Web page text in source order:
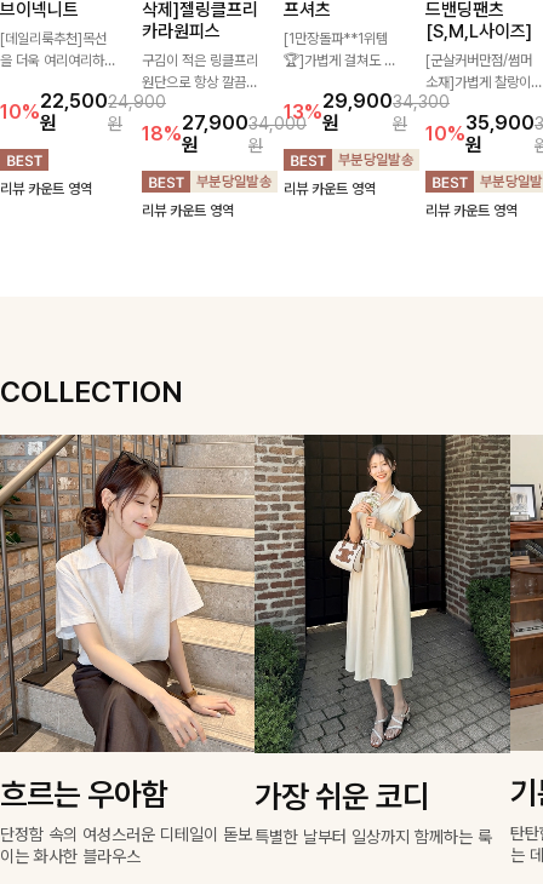
브이넥니트
[데일리룩추천]목선
을 더욱 여리여리하게
자인으로 깔끔한 무드
를 완성해주는 니트
🤍 부드러운 착용감
과 베이직한 실루엣으
로 단독은 물론 다양
10%22,500
원
24,900
원
리뷰 카운트 영역
삭제]젤링클프리
카라원피스
구김이 적은 링클프리
원단으로 항상 깔끔하
게 착용 가능하며 일
자로 떨어지는 넉넉한
핏으로 군살을 완벽히
커버해주는 원피스에
요🖤
18%27,900
원
34,000
원
리뷰 카운트 영역
프셔츠
[1만장돌파**1위템
🏆]가볍게 걸쳐도 살
감, 여름에 딱 맞는 코
튼 셔츠❤️ 여유 있는
핏과 스트라이프 패
턴, 자연스러운 실루
엣으로 데일리 코디에
13%29,900
원
34,300
원
리뷰 카운트 영역
드밴딩팬츠
[S,M,L사이즈]
[군살커버만점/썸머
소재]가볍게 찰랑이는
원단과 여유로운 와이
드 핏으로 하루 종일
편안하게 착용하실 수
있는 팬츠입니다 🖤
✨ 허리 전체 밴딩과
스트링 디테일로 안정
10%35,900
원
리뷰 카운트 영역
COLLECTION
흐르는 우아함
단정함 속의 여성스러운 디테일이 돋보
이는 화사한 블라우스
가장 쉬운 코디
특별한 날부터 일상까지 함께하는 룩
탄
는